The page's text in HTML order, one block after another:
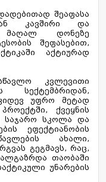
შეაფასა
კავშირი და
მაღალ დონეზე
შეფასებით,
აქტიურად
კვლევითი
უფრო მეტად
ქვეყნის
საჯარო სკოლა და
ეფექტიანობის
ახალი,
გეგმავს, რაც,
თაობაში
უნარების